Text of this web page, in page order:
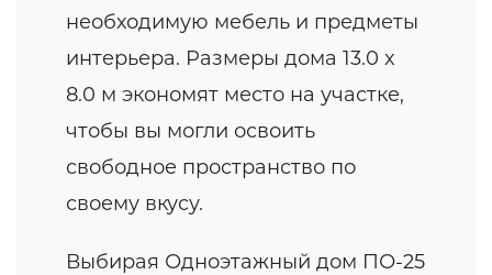
необходимую мебель и предметы
интерьера. Размеры дома 13.0 x
8.0 м экономят место на участке,
чтобы вы могли освоить
свободное пространство по
своему вкусу.
Выбирая Одноэтажный дом ПО-25